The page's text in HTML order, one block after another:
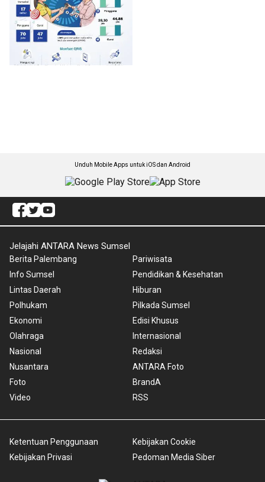
Unduh Mobile Apps untuk iOS dan Android
Jelajahi ANTARA News Sumsel
Berita Palembang
Info Sumsel
Lintas Daerah
Polhukam
Ekonomi
Olahraga
Nasional
Nusantara
Foto
Video
Pariwisata
Pendidikan & Kesehatan
Hiburan
Pilkada Sumsel
Edisi Khusus
Internasional
Redaksi
ANTARA Foto
BrandA
RSS
Ketentuan Penggunaan
Kebijakan Privasi
Kebijakan Cookie
Pedoman Media Siber